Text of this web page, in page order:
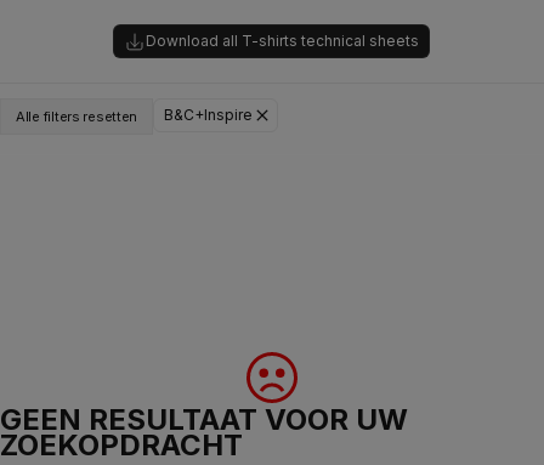
Download all T-shirts technical sheets
Alle filters resetten B&C+Inspire
GEEN RESULTAAT VOOR UW
ZOEKOPDRACHT